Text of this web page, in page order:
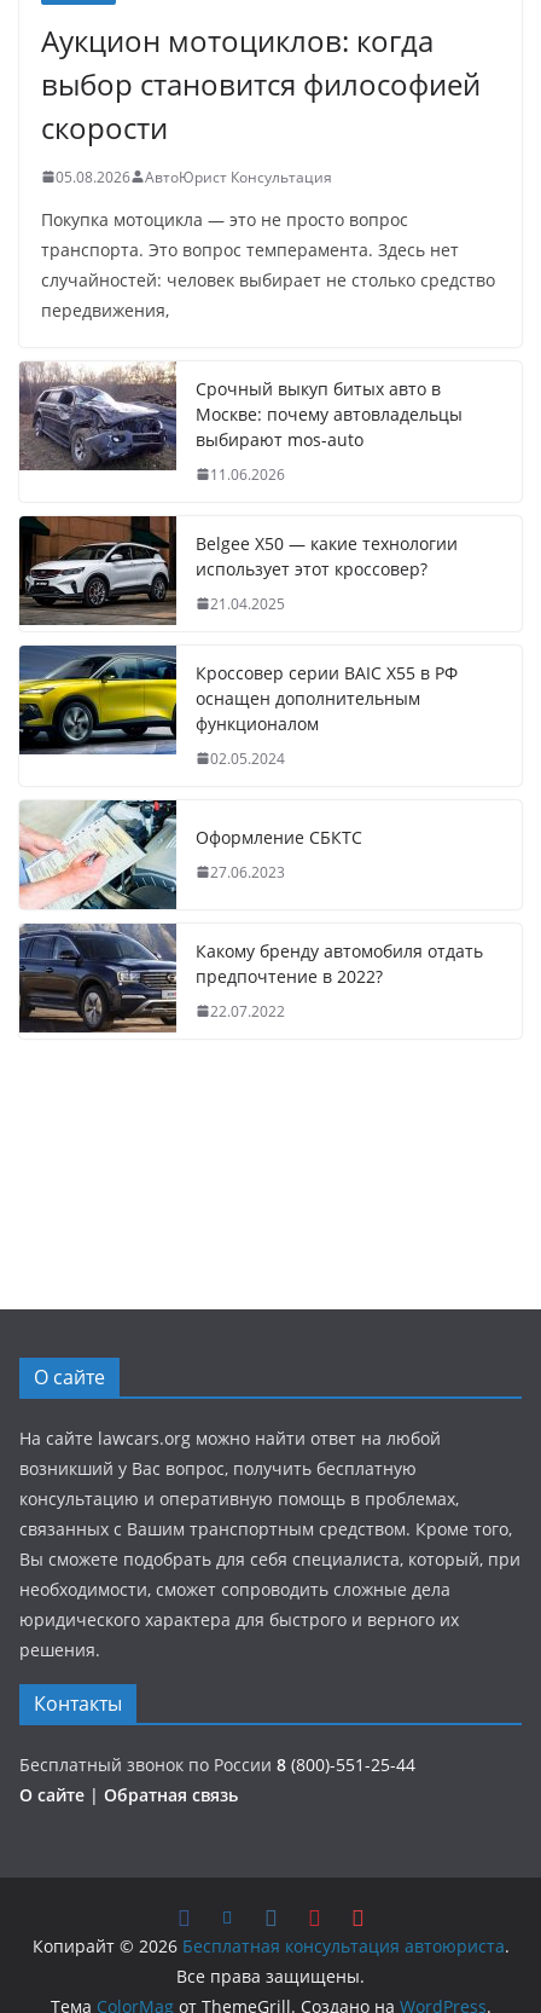
Аукцион мотоциклов: когда
выбор становится философией
скорости
05.08.2026 АвтоЮрист Консультация
Покупка мотоцикла — это не просто вопрос
транспорта. Это вопрос темперамента. Здесь нет
случайностей: человек выбирает не столько средство
передвижения,
Срочный выкуп битых авто в
Москве: почему автовладельцы
выбирают mos-auto
11.06.2026
Belgee X50 — какие технологии
использует этот кроссовер?
21.04.2025
Кроссовер серии BAIC X55 в РФ
оснащен дополнительным
функционалом
02.05.2024
Оформление СБКТС
27.06.2023
Какому бренду автомобиля отдать
предпочтение в 2022?
22.07.2022
О сайте
На сайте lawcars.org можно найти ответ на любой
возникший у Вас вопрос, получить бесплатную
консультацию и оперативную помощь в проблемах,
связанных с Вашим транспортным средством. Кроме того,
Вы сможете подобрать для себя специалиста, который, при
необходимости, сможет сопроводить сложные дела
юридического характера для быстрого и верного их
решения.
Контакты
Бесплатный звонок по России 8 (800)-551-25-44
О сайте | Обратная связь
Копирайт © 2026 Бесплатная консультация автоюриста.
Все права защищены.
Тема ColorMagот ThemeGrill. Создано на WordPress.